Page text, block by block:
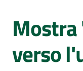
Porte
aperte
Assemblea
Salta al contenuto
verso